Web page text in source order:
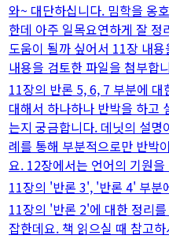
와~ 대단하십니다. 밈학을 옹
한데 아주 일목요연하게 잘
도움이 될까 싶어서 11장 내
내용을 검토한 파일을 첨부합
11장의 반론 5, 6, 7 부분에 대
대해서 하나하나 반박을 하고
는지 궁금합니다. 데닛의 설
례를 통해 부분적으로만 반박
요. 12장에서는 언어의 기원
11장의 '반론 3', '반론 4' 부분
11장의 '반론 2'에 대한 정리
잡한데요. 책 읽으실 때 참고